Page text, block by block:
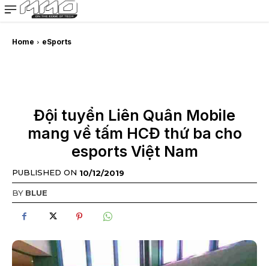
MMOSITE - Thông tin công nghệ
Bài viết nổi bật
Home eSports
Đội tuyển Liên Quân Mobile
mang về tấm HCĐ thứ ba cho
esports Việt Nam
PUBLISHED ON 10/12/2019
BY BLUE